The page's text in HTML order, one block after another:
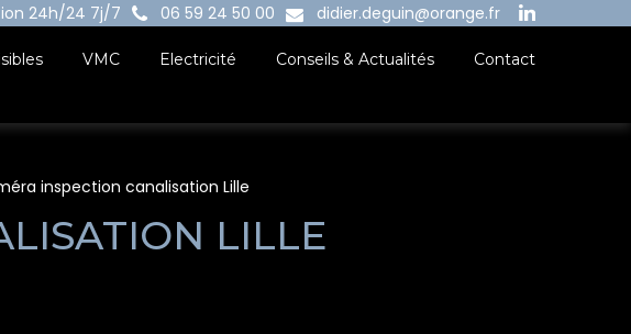
24h/24 7j/7 06 59 24 50 00 didier.deguin@orange.fr
VMC Electricité Conseils & Actualités Contact
inspection canalisation Lille
LILLE